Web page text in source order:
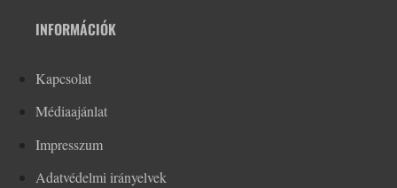
INFORMÁCIÓK
Kapcsolat
Médiaajánlat
Impresszum
Adatvédelmi irányelvek